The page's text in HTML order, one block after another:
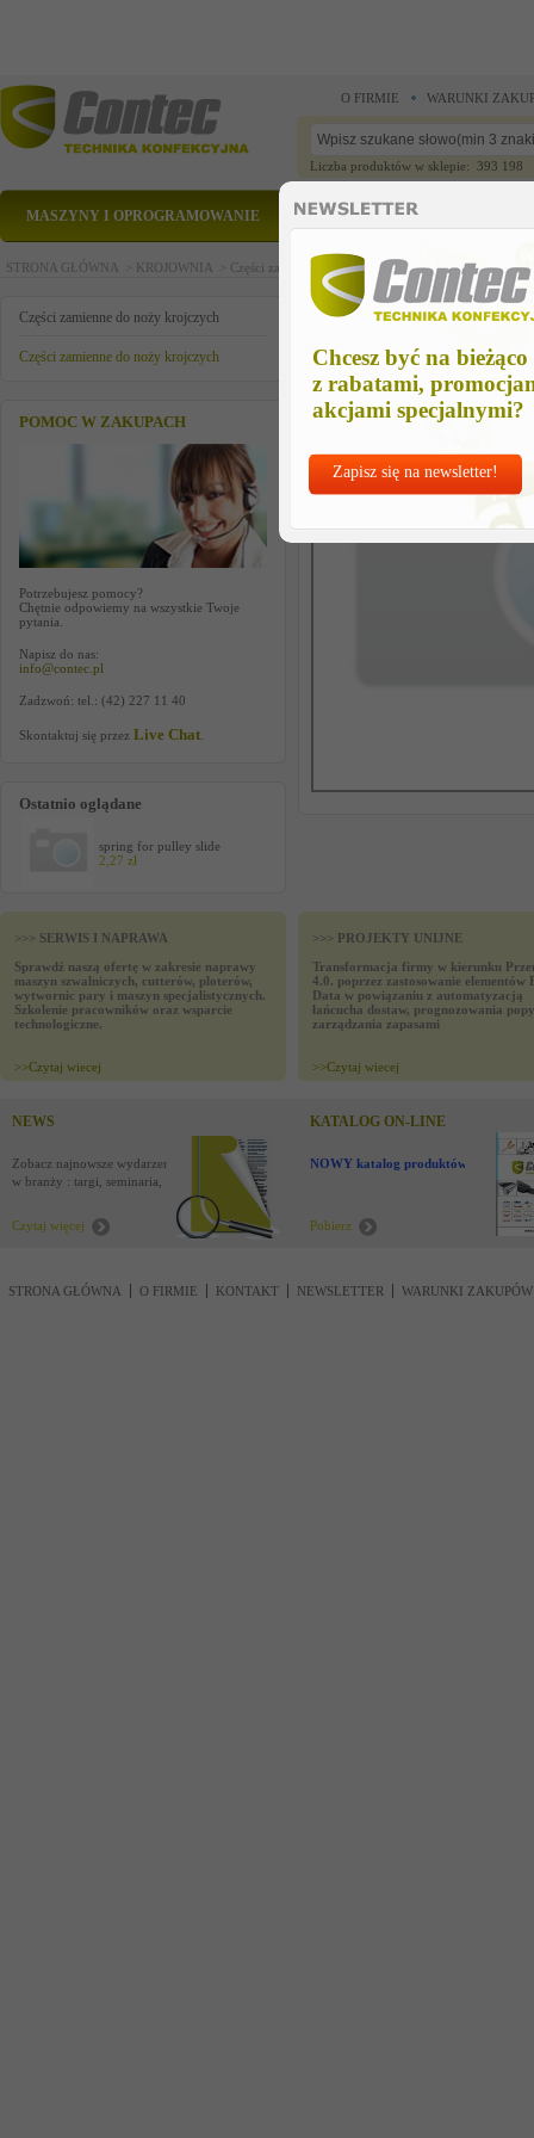
Chcesz być na bieżąco
z rabatami,
akcjami specjalnymi?
Zapisz się na newsletter!
O FIRMIE WARUNKI
Liczba produktów w sklepie: 393 198
MASZYNY I OPROGRAMOWANIE CZĘŚCI ZAMIENNE
STRONA GŁÓWNA > KROJOWNIA > Części zamienne do noży krojczych >Części
Części zamienne do noży krojczych
Części zamienne do noży krojczych
POMOC W ZAKUPACH
Potrzebujesz pomocy?
Chętnie odpowiemy na wszystkie Twoje
pytania.
Napisz do nas:
info@contec.pl
Zadzwoń: tel.: (42) 227 11 40
Skontaktuj się przez Live Chat
Ostatnio oglądane
spring for pulley slide
2,27 zł
spring for pulley slide
>>> SERWIS I NAPRAWA
Sprawdź naszą ofertę w zakresie naprawy
maszyn szwalniczych, cutterów, ploterów,
wytwornic pary i maszyn specjalistycznych.
Szkolenie pracowników oraz wsparcie
technologiczne.
>>Czytaj wiecej
>>> PROJEKTY UNIJNE
Transformacja firmy w kierunku
4.0. poprzez zastosowanie elementów
Data w powiązaniu z automatyzacją
łańcucha dostaw, prognozowania
zarządzania zapasami
>>Czytaj wiecej
NEWS
Zobacz najnowsze wydarzenia
w branży : targi, seminaria,
Czytaj więcej
KATALOG ON-LINE
NOWY katalog produktów !
Pobierz
STRONA GŁÓWNA O FIRMIE KONTAKT NEWSLETTER WARUNKI ZAKUPÓW